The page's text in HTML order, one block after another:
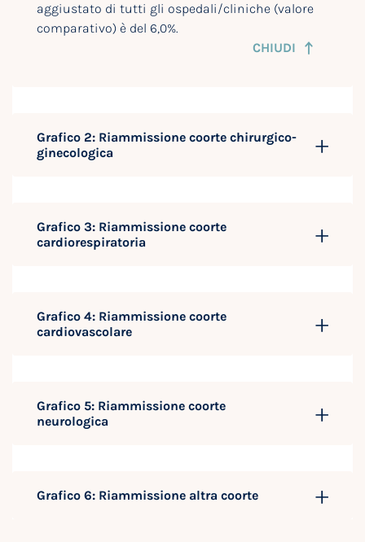
aggiustato di tutti gli ospedali/cliniche (valore
comparativo) è del 6,0%.
CHIUDI
Grafico 2: Riammissione coorte chirurgico-
ginecologica
Grafico 3: Riammissione coorte
cardiorespiratoria
Grafico 4: Riammissione coorte
cardiovascolare
Grafico 5: Riammissione coorte
neurologica
Grafico 6: Riammissione altra coorte